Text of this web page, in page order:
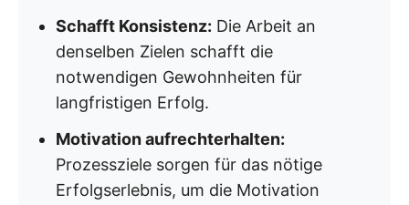
Schafft Konsistenz: Die Arbeit an
denselben Zielen schafft die
notwendigen Gewohnheiten für
langfristigen Erfolg.
Motivation aufrechterhalten:
Prozessziele sorgen für das nötige
Erfolgserlebnis, um die Motivation